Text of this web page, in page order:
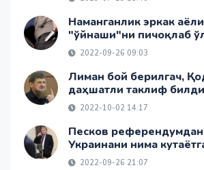
Наманганлик эркак
"ўйнаши"ни пичоқлаб
2022-09-26 09:03
Лиман бой берилгач,
даҳшатли таклиф
2022-10-02 14:17
Песков
Украинани нима
2022-09-26 21:07